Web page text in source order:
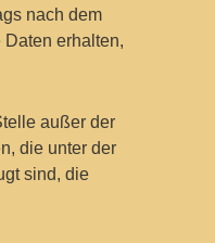
nach dem
erhalten,
außer der
die unter der
sind, die